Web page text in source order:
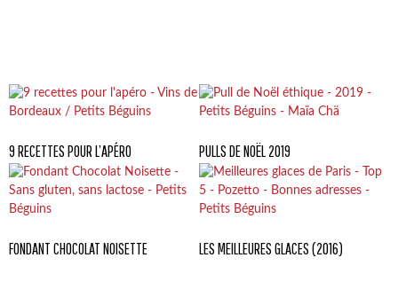
9 RECETTES POUR L’APÉRO PULLS DE NOËL 2019
FONDANT CHOCOLAT NOISETTE LES MEILLEURES GLACES (2016)